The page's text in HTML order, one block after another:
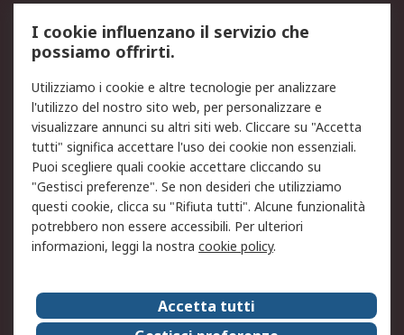
Legale
Informativa Cookie
Informativa Privacy -
Aggiornata
Email Security
Termini d'uso
Condizioni di vendita
Condizioni generali di
servizio
Etica e responsabilità
Chi Siamo
Chi Siamo
Contattaci
Supporto
ESG
I cookie influenzano il servizio che
possiamo offrirti.
Utilizziamo i cookie e altre tecnologie per analizzare
l'utilizzo del nostro sito web, per personalizzare e
visualizzare annunci su altri siti web. Cliccare su "Accetta
tutti" significa accettare l'uso dei cookie non essenziali.
Puoi scegliere quali cookie accettare cliccando su
"Gestisci preferenze". Se non desideri che utilizziamo
questi cookie, clicca su "Rifiuta tutti". Alcune funzionalità
potrebbero non essere accessibili. Per ulteriori
informazioni, leggi la nostra cookie policy.
Accetta tutti